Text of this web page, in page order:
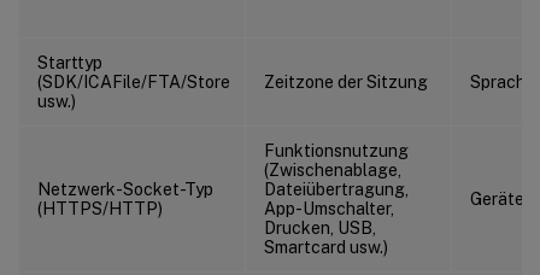
Starttyp
(SDK/ICAFile/FTA/Store
usw.)
Zeitzone der Sitzung Sprache
Netzwerk-Socket-Typ
(HTTPS/HTTP)
Funktionsnutzung
(Zwischenablage,
Dateiübertragung,
App-Umschalter,
Drucken, USB,
Smartcard usw.)